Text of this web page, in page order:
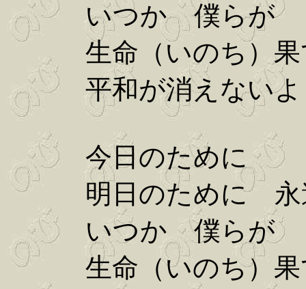
いつか 僕らが
生命（いのち）果
平和が消えないよ
今日のために
明日のために 永
いつか 僕らが
生命（いのち）果